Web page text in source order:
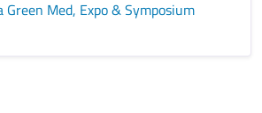
Green Med, Expo & Symposium